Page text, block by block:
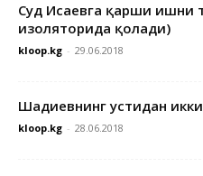
Суд Исаевга қарши ишни
изоляторида қолади)
kloop.kg - 29.06.2018
Шадиевнинг устидан
kloop.kg - 28.06.2018